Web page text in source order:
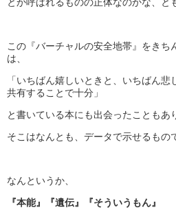
とか呼ばれるものの正体なのかな、と
この『バーチャルの安全地帯』をきち
は、
「いちばん嬉しいときと、いちばん
共有することで十分」
と書いている本にも出会ったこともあ
そこはなんとも、データで示せるもの
なんというか、
『本能』『遺伝』『そういうもん』